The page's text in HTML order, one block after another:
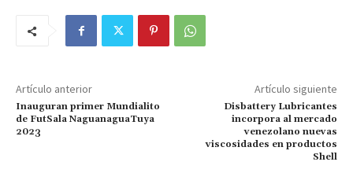
Artículo anterior
Inauguran primer Mundialito
de FutSala NaguanaguaTuya
2023
Artículo siguiente
Disbattery Lubricantes
incorpora al mercado
venezolano nuevas
viscosidades en productos
Shell